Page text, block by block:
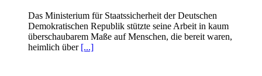
Das Ministerium für Staatssicherheit der Deutschen
Demokratischen Republik stützte seine Arbeit in kaum
überschaubarem Maße auf Menschen, die bereit waren,
heimlich über [...]